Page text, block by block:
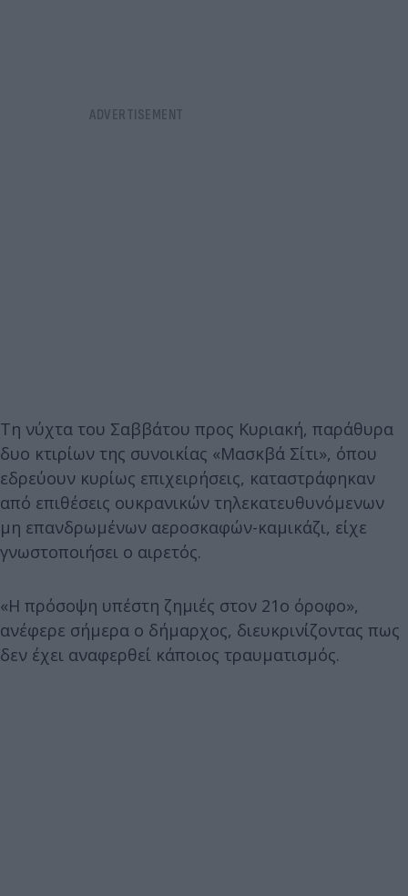
Τη νύχτα του Σαββάτου προς Κυριακή, παράθυρα
δυο κτιρίων της συνοικίας «Μασκβά Σίτι», όπου
εδρεύουν κυρίως επιχειρήσεις, καταστράφηκαν
από επιθέσεις ουκρανικών τηλεκατευθυνόμενων
μη επανδρωμένων αεροσκαφών-καμικάζι, είχε
γνωστοποιήσει ο αιρετός.
«Η πρόσοψη υπέστη ζημιές στον 21ο όροφο»,
ανέφερε σήμερα ο δήμαρχος, διευκρινίζοντας πως
δεν έχει αναφερθεί κάποιος τραυματισμός.